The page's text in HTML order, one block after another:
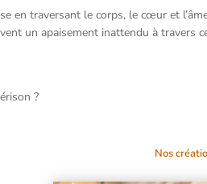
en traversant le corps, le cœur et
un apaisement inattendu à travers
?
Nos